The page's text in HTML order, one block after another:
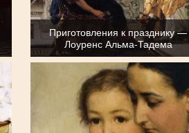
Приготовления к празднику —
Лоуренс Альма-Тадема